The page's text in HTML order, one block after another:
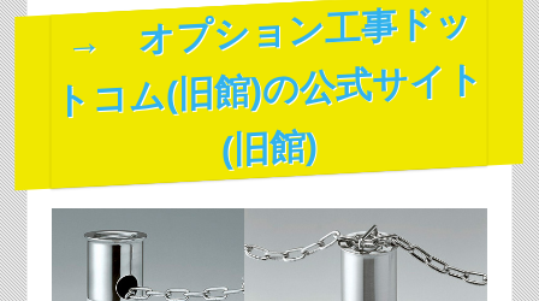
→ オプション工事ドッ
トコム(旧館)の公式サイト
(旧館)